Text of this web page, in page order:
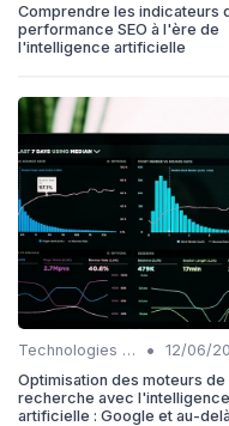
Comprendre les indicateurs
performance SEO à l'ère de
l'intelligence artificielle
Technologies émergentes en SEO IA •
12/06/
Optimisation des moteurs de
recherche avec l'intelligence
artificielle : Google et au-delà